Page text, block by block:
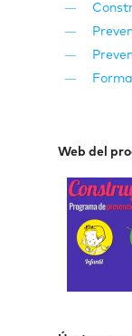
Web del